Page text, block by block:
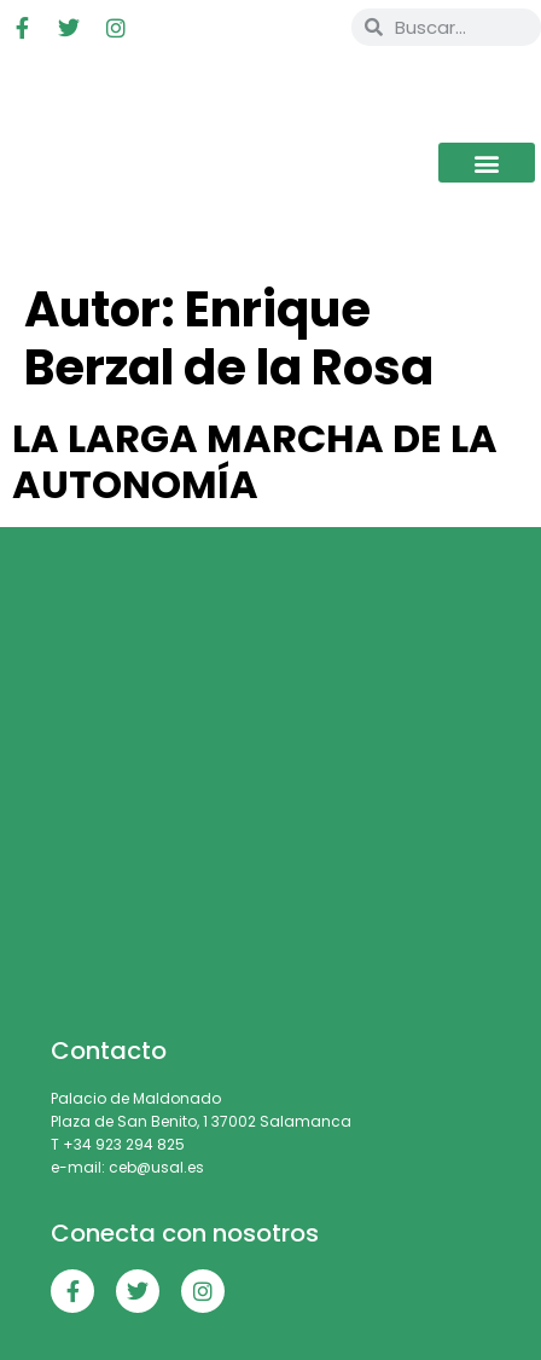
Autor: Enrique
Berzal de la Rosa
LA LARGA MARCHA DE LA
AUTONOMÍA
Contacto
Palacio de Maldonado
Plaza de San Benito, 1 37002 Salamanca
T +34 923 294 825
e-mail: ceb@usal.es
Conecta con nosotros